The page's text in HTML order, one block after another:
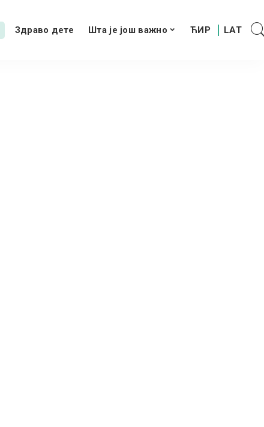
Здраво дете Шта је још важно